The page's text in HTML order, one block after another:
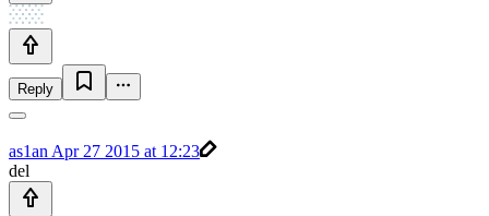
Reply
as1an Apr 27 2015 at 12:23
del